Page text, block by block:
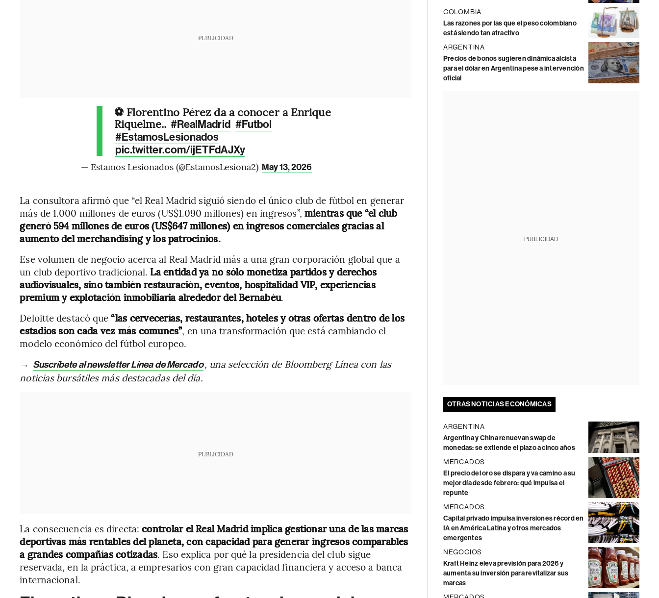
PUBLICIDAD
⚽️ Florentino Pérez da a conocer a Enrique
Riquelme.. #RealMadrid #Futbol
#EstamosLesionados
pic.twitter.com/ijETFdAJXy
— Estamos Lesionados (@EstamosLesiona2) May 13, 2026
La consultora afirmó que “el Real Madrid siguió siendo el único club de fútbol en generar
más de 1.000 millones de euros (US$1.090 millones) en ingresos”, mientras que “el club
generó 594 millones de euros (US$647 millones) en ingresos comerciales gracias al
aumento del merchandising y los patrocinios.
Ese volumen de negocio acerca al Real Madrid más a una gran corporación global que a
un club deportivo tradicional. La entidad ya no sólo monetiza partidos y derechos
audiovisuales, sino también restauración, eventos, hospitalidad VIP, experiencias
premium y explotación inmobiliaria alrededor del Bernabéu.
Deloitte destacó que“las cervecerías, restaurantes, hoteles y otras ofertas dentro de los
estadios son cada vez más comunes”, en una transformación que está cambiando el
modelo económico del fútbol europeo.
→ Suscríbete al newsletter Línea de Mercado, una selección de Bloomberg Línea con las
noticias bursátiles más destacadas del día.
PUBLICIDAD
La consecuencia es directa:controlar el Real Madrid implica gestionar una de las marcas
deportivas más rentables del planeta, con capacidad para generar ingresos comparables
a grandes compañías cotizadas. Eso explica por qué la presidencia del club sigue
reservada, en la práctica, a empresarios con gran capacidad financiera y acceso a banca
internacional.
COLOMBIA
Las razones por las que el peso colombiano
está siendo tan atractivo
ARGENTINA
Precios de bonos sugieren dinámica alcista
para el dólar en Argentina pese a intervención
oficial
PUBLICIDAD
OTRAS NOTICIAS ECONÓMICAS
ARGENTINA
Argentina y China renuevan swap de
monedas: se extiende el plazo a cinco años
MERCADOS
El precio del oro se dispara y va camino a su
mejor día desde febrero: qué impulsa el
repunte
MERCADOS
Capital privado impulsa inversiones récord en
IA en América Latina y otros mercados
emergentes
NEGOCIOS
Kraft Heinz eleva previsión para 2026 y
aumenta su inversión para revitalizar sus
marcas